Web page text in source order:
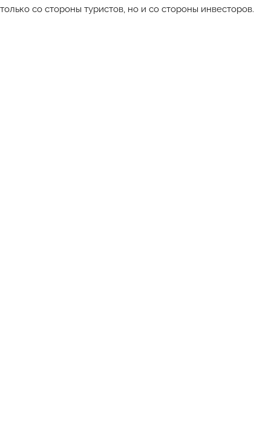
только со стороны туристов, но и со стороны инвесторов.